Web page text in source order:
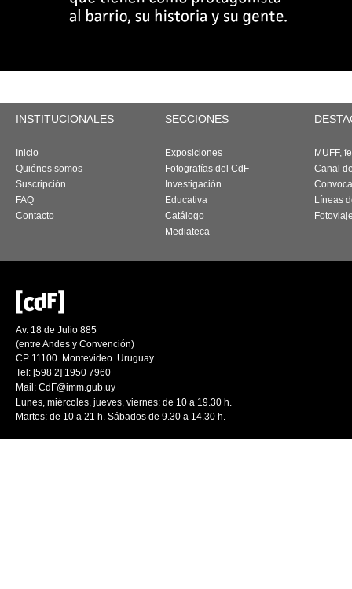
INSTITUCIONALES SECCIONES
Inicio
Quiénes somos
Suscripción
FAQ
Contacto
Exposiciones
Fotografías del CdF
Investigación
Educativa
Catálogo
Mediateca
MUFF,
Canal
Líneas
Av. 18 de Julio 885
(entre Andes y Convención)
CP 11100. Montevideo. Uruguay
Tel: [598 2] 1950 7960
Mail: CdF@imm.gub.uy
Lunes, miércoles, jueves, viernes: de 10 a 19.30 h.
Martes: de 10 a 21 h. Sábados de 9.30 a 14.30 h.